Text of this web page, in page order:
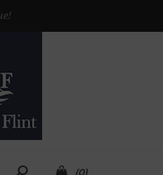
(0)